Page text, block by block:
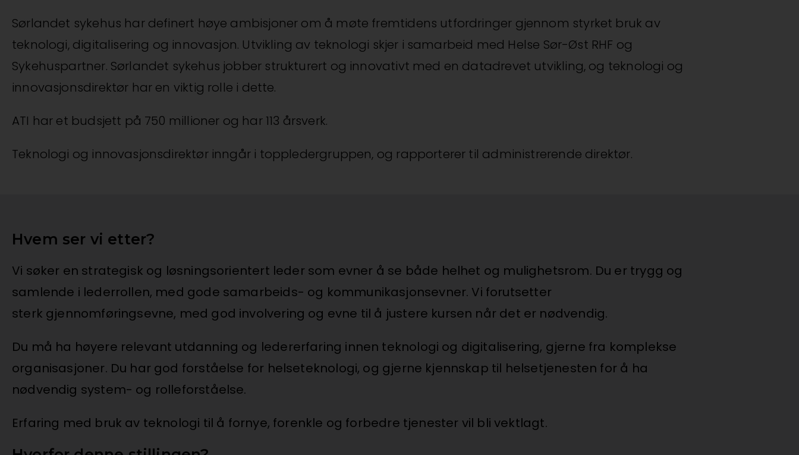
Sørlandet sykehus har definert høye ambisjoner om å møte fremtidens utfordringer gjennom styrket bruk av
teknologi, digitalisering og innovasjon. Utvikling av teknologi skjer i samarbeid med Helse Sør-Øst RHF og
Sykehuspartner. Sørlandet sykehus jobber strukturert og innovativt med en datadrevet utvikling, og teknologi og
innovasjonsdirektør har en viktig rolle i dette.
ATI har et budsjett på 750 millioner og har 113 årsverk.
Teknologi og innovasjonsdirektør inngår i toppledergruppen, og rapporterer til administrerende direktør.
Hvem ser vi etter?
Vi søker en strategisk og løsningsorientert leder som evner å se både helhet og mulighetsrom. Du er trygg og
samlende i lederrollen, med gode samarbeids- og kommunikasjonsevner. Vi forutsetter
sterk gjennomføringsevne, med god involvering og evne til å justere kursen når det er nødvendig.
Du må ha høyere relevant utdanning og ledererfaring innen teknologi og digitalisering, gjerne fra komplekse
organisasjoner. Du har god forståelse for helseteknologi, og gjerne kjennskap til helsetjenesten for å ha
nødvendig system- og rolleforståelse.
Erfaring med bruk av teknologi til å fornye, forenkle og forbedre tjenester vil bli vektlagt.